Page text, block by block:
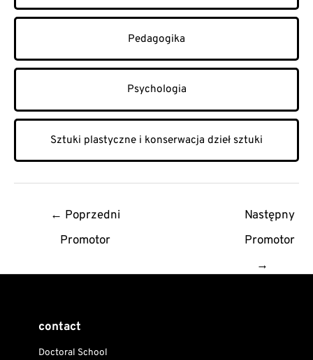
Pedagogika
Psychologia
Sztuki plastyczne i konserwacja dzieł sztuki
← Poprzedni
Promotor
Następny
Promotor
→
contact
Doctoral School